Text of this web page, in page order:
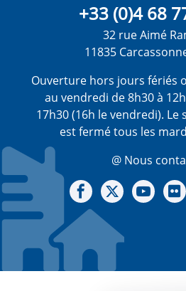
+33 (0)4 68
32 rue Aimé
11835
Ouverture hors jours fériés
au vendredi de 8h30 à
17h30 (16h le vendredi). Le
est fermé tous les
@ Nous
Notre Facebook
Notre X -